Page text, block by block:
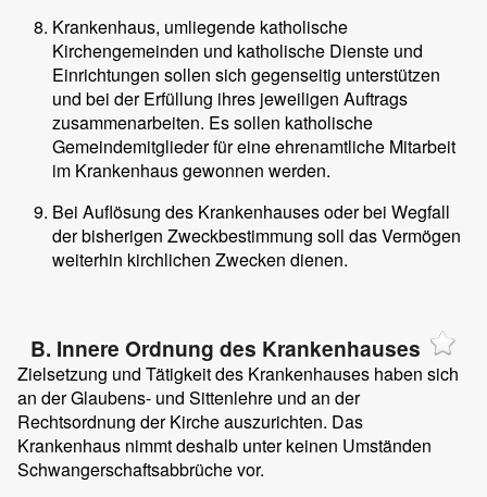
Krankenhaus, umliegende katholische
Kirchengemeinden und katholische Dienste und
Einrichtungen sollen sich gegenseitig unterstützen
und bei der Erfüllung ihres jeweiligen Auftrags
zusammenarbeiten. Es sollen katholische
Gemeindemitglieder für eine ehrenamtliche Mitarbeit
im Krankenhaus gewonnen werden.
Bei Auflösung des Krankenhauses oder bei Wegfall
der bisherigen Zweckbestimmung soll das Vermögen
weiterhin kirchlichen Zwecken dienen.
B. Innere Ordnung des Krankenhauses
Zielsetzung und Tätigkeit des Krankenhauses haben sich
an der Glaubens- und Sittenlehre und an der
Rechtsordnung der Kirche auszurichten. Das
Krankenhaus nimmt deshalb unter keinen Umständen
Schwangerschaftsabbrüche vor.